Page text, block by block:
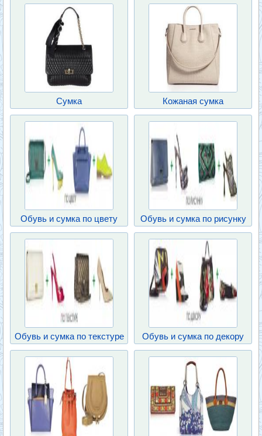
Сумка Кожаная сумка
Обувь и сумка по цвету Обувь и сумка по рисунку
Обувь и сумка по текстуре Обувь и сумка по декору